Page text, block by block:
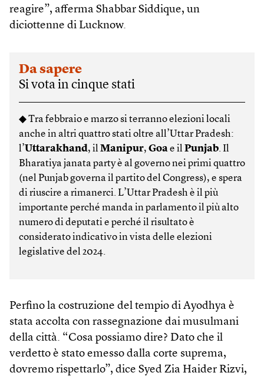
reagire”, afferma Shabbar Siddique, un
diciottenne di Lucknow.
Da sapere
Si vota in cinque stati
◆ Tra febbraio e marzo si terranno elezioni locali
anche in altri quattro stati oltre all’Uttar Pradesh:
l’Uttarakhand, ilManipur, Goae ilPunjab. Il
Bharatiya janata party è al governo nei primi quattro
(nel Punjab governa il partito del Congress), e spera
di riuscire a rimanerci. L’Uttar Pradesh è il più
importante perché manda in parlamento il più alto
numero di deputati e perché il risultato è
considerato indicativo in vista delle elezioni
legislative del 2024.
Perfino la costruzione del tempio di Ayodhya è
stata accolta con rassegnazione dai musulmani
della città. “Cosa possiamo dire? Dato che il
verdetto è stato emesso dalla corte suprema,
dovremo rispettarlo”, dice Syed Zia Haider Rizvi,